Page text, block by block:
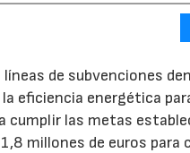
líneas de subvenciones
eficiencia energética
las metas
millones de euros para